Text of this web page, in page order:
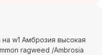
w1 Амброзия высокая
ragweed /Ambrosia